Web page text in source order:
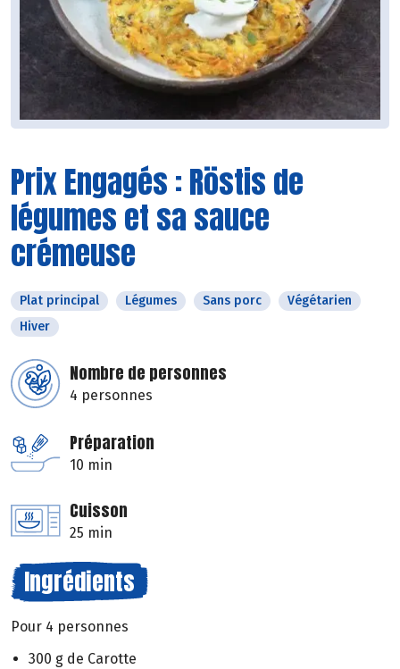
Prix Engagés : Röstis de
légumes et sa sauce
crémeuse
Plat principal Légumes Sans porc
Végétarien
Hiver
Nombre de personnes
4 personnes
Préparation
10 min
Cuisson
25 min
Ingrédients
Pour 4 personnes
300 g de Carotte